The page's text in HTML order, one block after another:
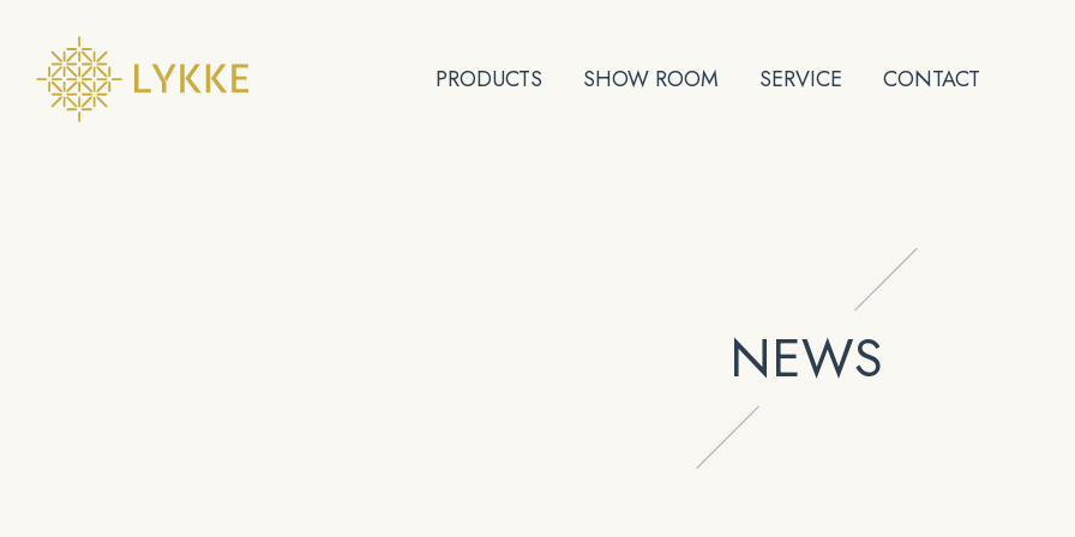
PRODUCTS SHOW ROOM SERVICE CONTACT
NEWS